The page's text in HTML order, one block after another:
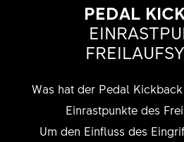
PEDAL
Was hat der Pedal
Einrastpunkte des
Um den Einfluss des